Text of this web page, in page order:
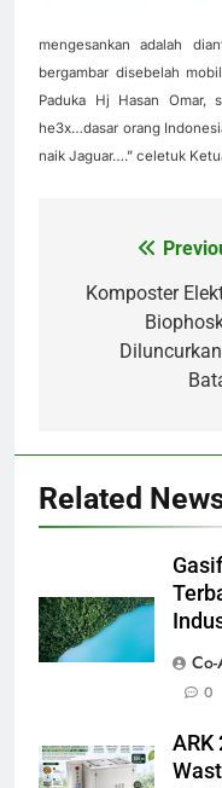
mengesankan adalah
bergambar disebelah
Paduka Hj Hasan
he3x…dasar orang
naik Jaguar….” celetuk
Navigasi
pos
Komposter
Related
0
ARK